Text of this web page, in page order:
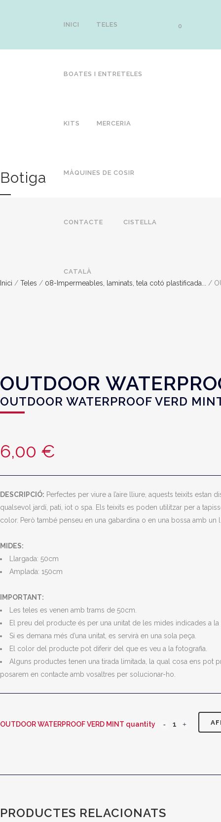
0
INICI TELES
BOATES I ENTRETELES
KITS MERCERIA
MÀQUINES DE COSIR
CONTACTE CISTELLA
CATALÀ
Botiga
Inici / Teles / 08-Impermeables, laminats, tela cotó plastificada... /
OUTDOOR
OUTDOOR WATERPROOF VERD
6,00 €
DESCRIPCIÓ: Perfectes per viure a l’aire lliure, aquests teixits
qualsevol jardí, pati, iot o spa. Els teixits es poden utilitzar per a
color. Però també penseu en una gabardina o en una bossa amb
MIDES:
Llargada: 50cm
Amplada: 150cm
IMPORTANT:
Les teles es venen amb trams de 50cm.
El preu del producte és per una unitat de les mides indicades a la
Si es demana més d’una unitat, es servirà en una sola peça.
El color del producte pot diferir del que es veu a la fotografia.
Alguns productes tenen una tirada limitada, la qual cosa ens pot
posarem en contacte amb vosaltres per solucionar-ho.
OUTDOOR WATERPROOF VERD MINT quantity
PRODUCTES RELACIONATS